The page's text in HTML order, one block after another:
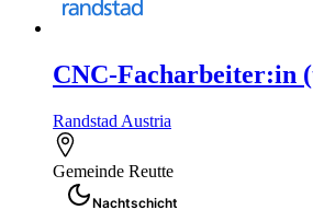
CNC-Facharbeiter:in
Randstad Austria
Gemeinde Reutte
Nachtschicht